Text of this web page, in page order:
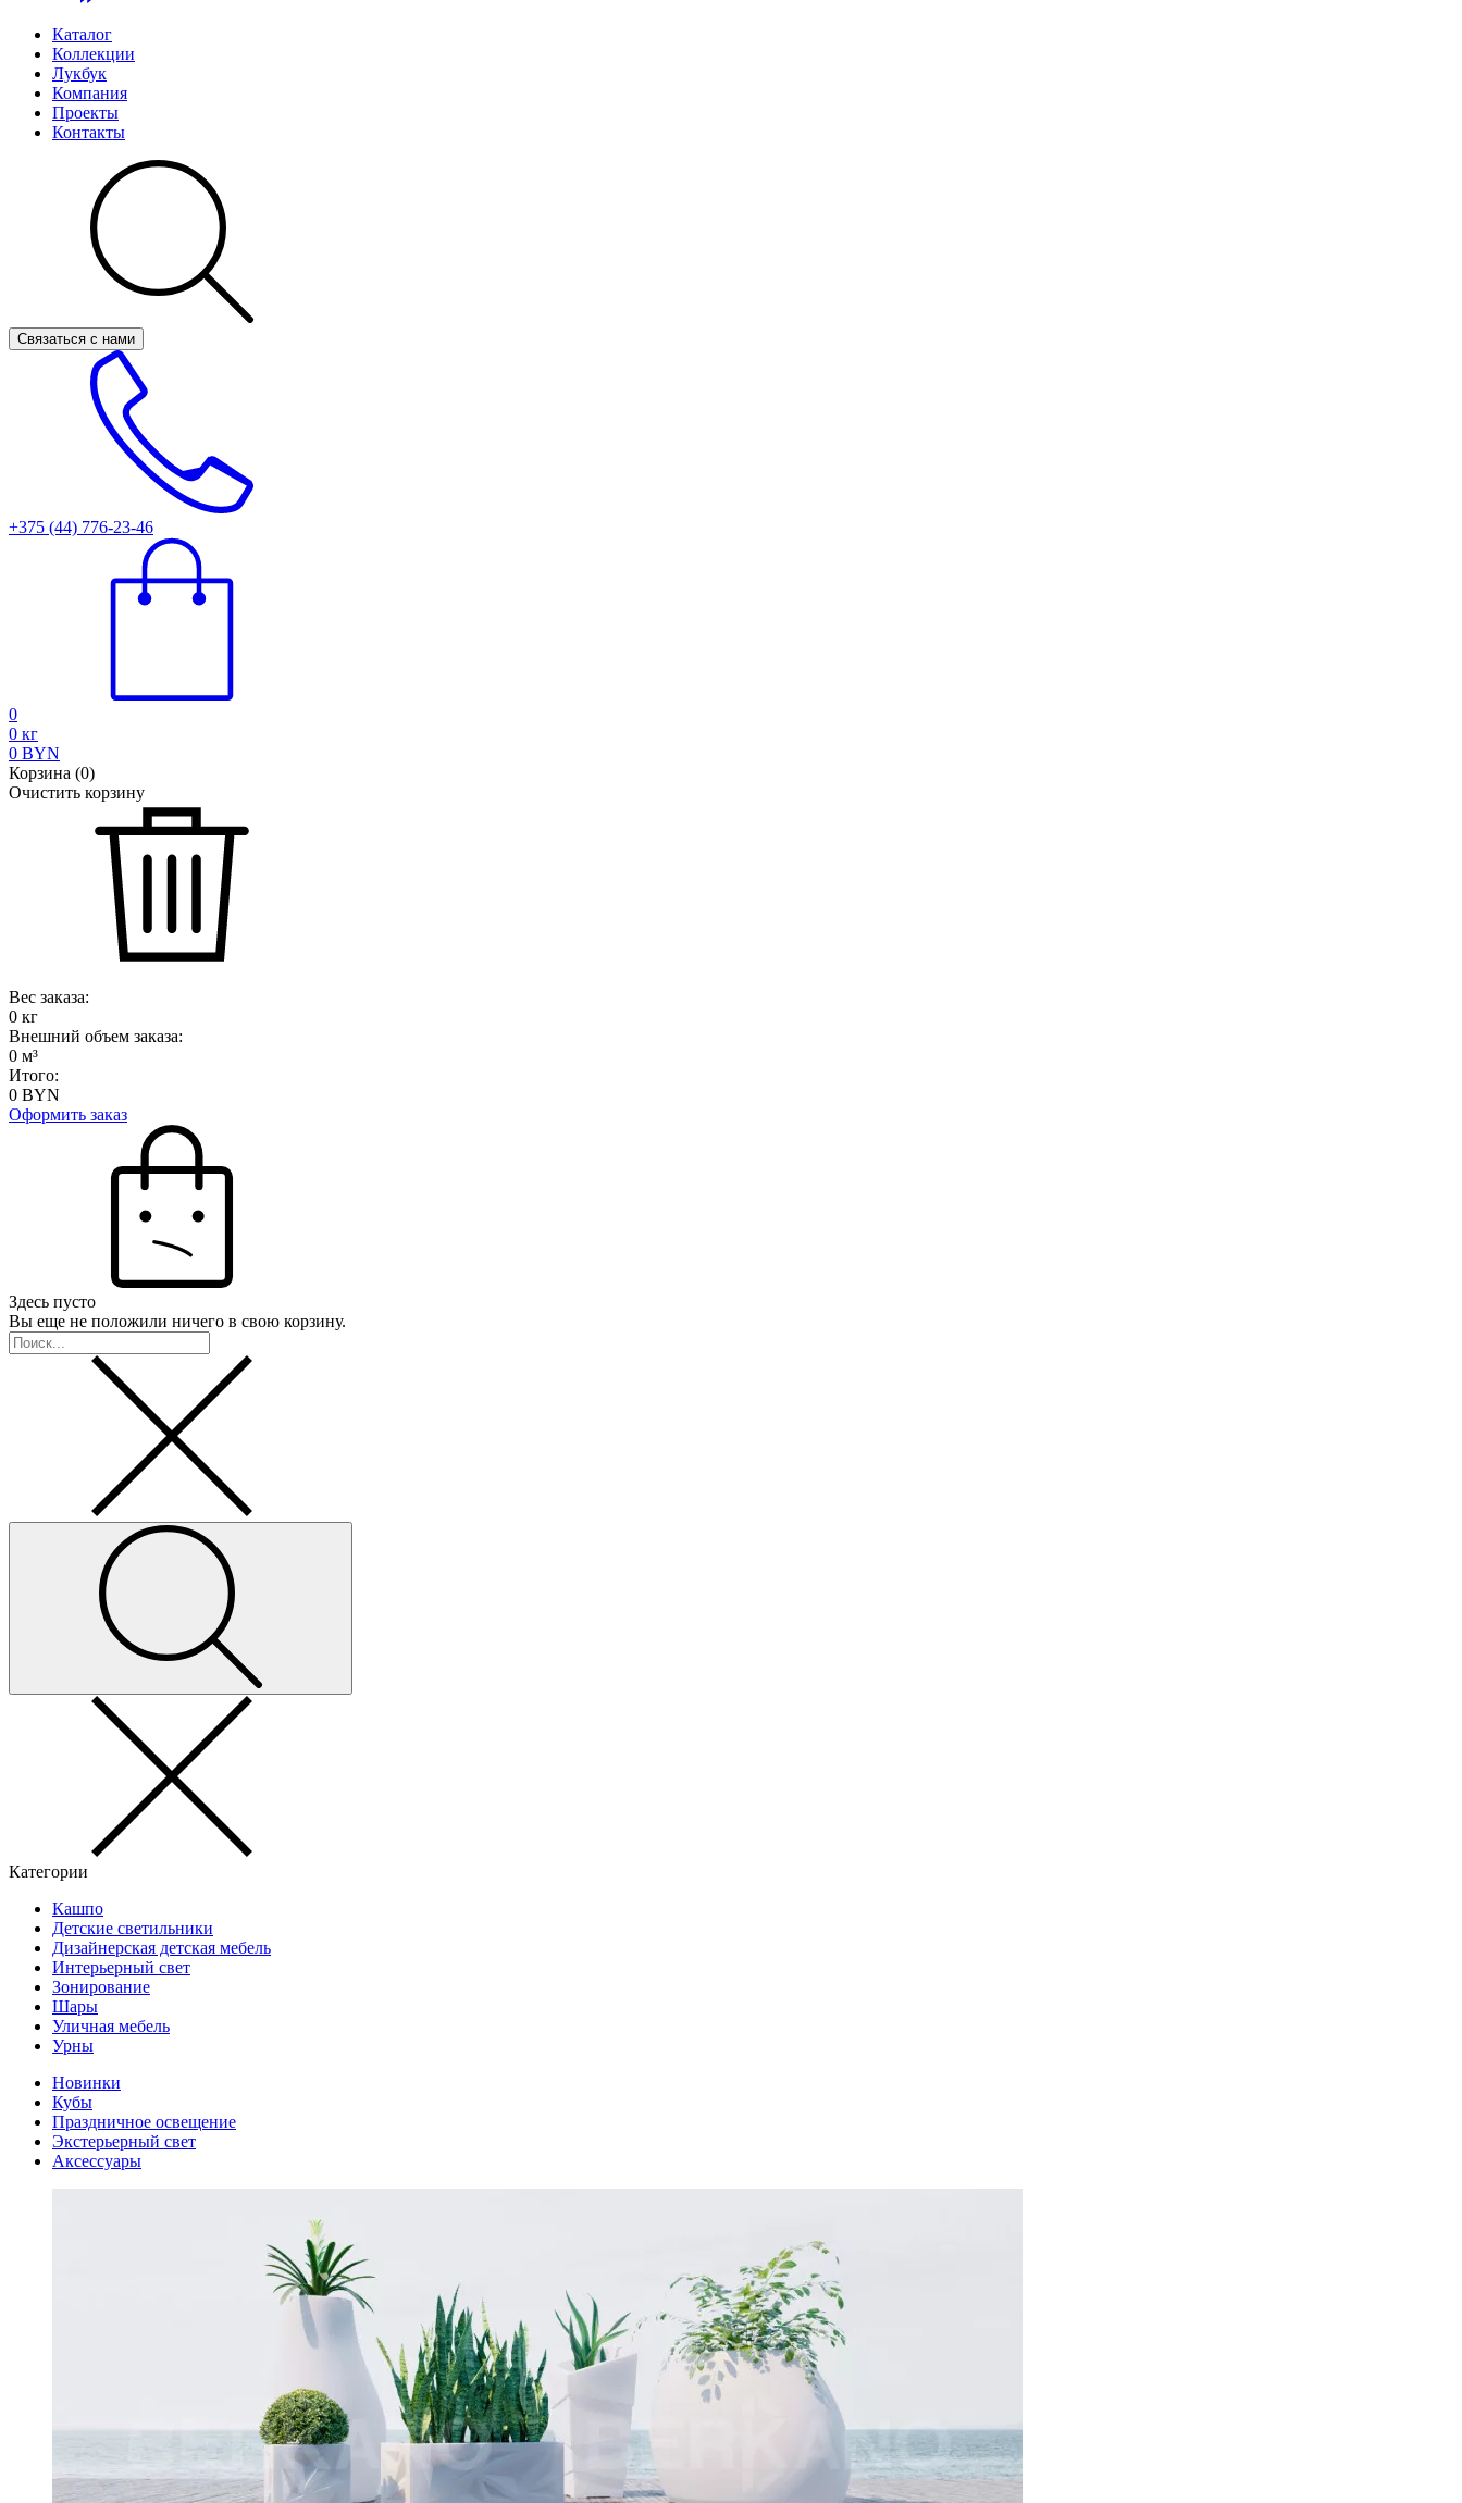
Каталог
Коллекции
Лукбук
Компания
Проекты
Контакты
Связаться с нами
+375 (44) 776-23-46
0
0 кг
0 BYN
Корзина (0)
Очистить корзину
Вес заказа:
0 кг
Внешний объем заказа:
0 м³
Итого:
0 BYN
Оформить заказ
Здесь пусто
Вы еще не положили ничего в свою корзину.
Категории
Кашпо
Детские светильники
Дизайнерская детская мебель
Интерьерный свет
Зонирование
Шары
Уличная мебель
Урны
Новинки
Кубы
Праздничное освещение
Экстерьерный свет
Аксессуары